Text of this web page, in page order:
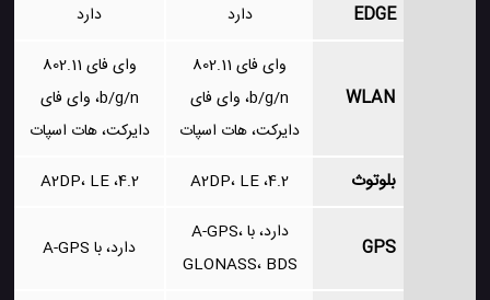
EDGE دارد دارد
WLAN
وای فای 802.11
b/g/n، وای فای
دایرکت، هات اسپات
وای فای 802.11
b/g/n، وای فای
دایرکت، هات اسپات
بلوتوث 4.2، A2DP، LE 4.2، A2DP، LE
GPS
دارد، با A-GPS،
GLONASS، BDS
دارد، با A-GPS